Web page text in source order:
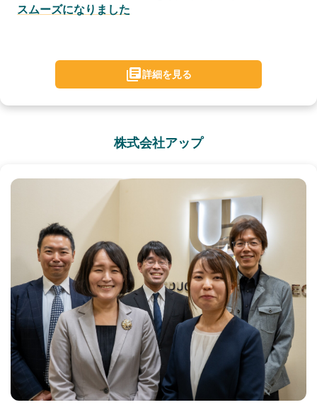
スムーズになりました
詳細を見る
株式会社アップ